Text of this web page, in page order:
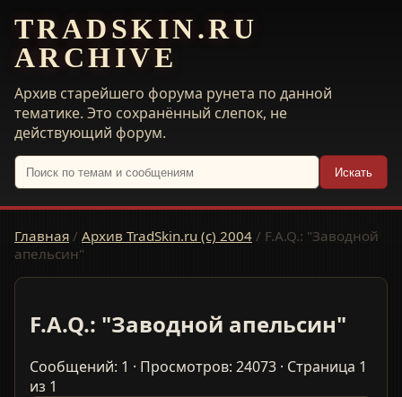
TRADSKIN.RU
ARCHIVE
Архив старейшего форума рунета по данной
тематике. Это сохранённый слепок, не
действующий форум.
Искать
Главная / Архив TradSkin.ru (с) 2004 / F.A.Q.: "Заводной
апельсин"
F.A.Q.: "Заводной апельсин"
Сообщений: 1 · Просмотров: 24073 · Страница 1
из 1